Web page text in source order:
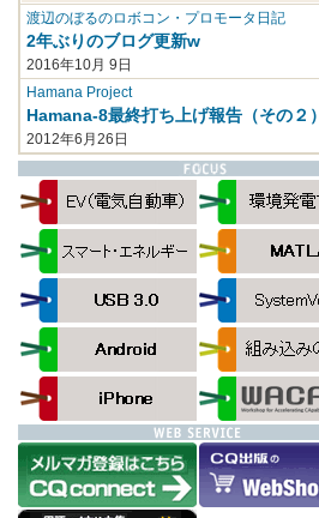
渡辺のぼるのロボコン・プロモータ日記
2年ぶりのブログ更新w
2016年10月 9日
Hamana Project
Hamana-8最終打ち上げ報告（その２）
2012年6月26日